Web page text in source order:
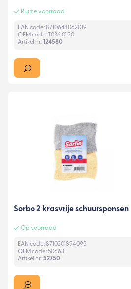
Ruime voorraad
EAN code: 8710648062019
OEM code: T036.01.20
Artikel nr.:124580
Sorbo 2 krasvrije schuursponsen
Op voorraad
EAN code: 8710201894095
OEM code: 50663
Artikel nr.:52750